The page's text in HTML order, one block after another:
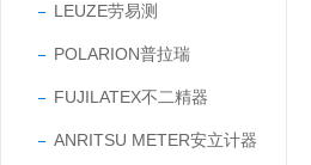
LEUZE劳易测
POLARION普拉瑞
FUJILATEX不二精器
ANRITSU METER安立计器